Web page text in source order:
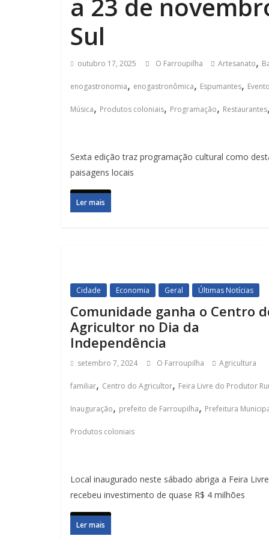
a 23 de
Sul
outubro 17, 2025 O Farroupilha Artesanato,
enogastronomia, enogastronômica, Espumantes, Evento
Música, Produtos coloniais, Programação, Restaurantes,
Sexta edição traz programação cultural como
paisagens locais
Ler mais
Cidade Economia Geral Últimas Notícias
Comunidade ganha o Centro
Agricultor no Dia da
Independência
setembro 7, 2024 O Farroupilha Agricultura
familiar, Centro do Agricultor, Feira Livre do Produtor
Inauguração, prefeito de Farroupilha, Prefeitura
Produtos coloniais
Local inaugurado neste sábado abriga a Feira
recebeu investimento de quase R$ 4 milhões
Ler mais